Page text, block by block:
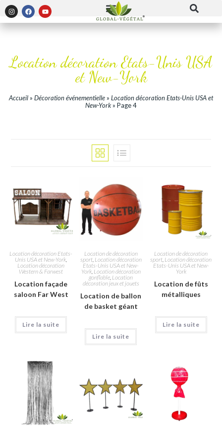
Location décoration Etats-Unis USA
et New-York
Accueil » Décoration événementielle » Location décoration Etats-Unis USA et
New-York » Page 4
Location décoration Etats-
Unis USA et New-York
Location décoration
Western & Farwest
Location façade
saloon Far West
Lire la suite
Location de décoration
sport, Location décoration
Etats-Unis USA et New-
York, Location décoration
gonflable Location
décoration jeux et jouets
Location de ballon
de basket géant
Lire la suite
Location de décoration
sport Location décoration
Etats-Unis USA et New-
York
Location de fûts
métalliques
Lire la suite